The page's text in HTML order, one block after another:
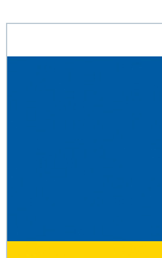
Перейти к